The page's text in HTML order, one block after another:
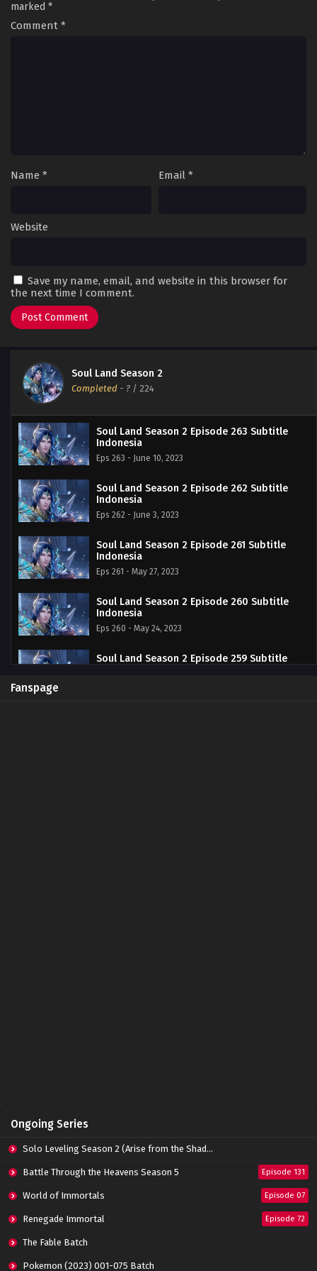
marked *
Comment *
Name * Email *
Website
Save my name, email, and website in this browser for
the next time I comment.
Soul Land Season 2
Completed - ? / 224
Soul Land Season 2 Episode 263 Subtitle
Indonesia
Eps 263 - June 10, 2023
Soul Land Season 2 Episode 262 Subtitle
Indonesia
Eps 262 - June 3, 2023
Soul Land Season 2 Episode 261 Subtitle
Indonesia
Eps 261 - May 27, 2023
Soul Land Season 2 Episode 260 Subtitle
Indonesia
Eps 260 - May 24, 2023
Soul Land Season 2 Episode 259 Subtitle
Eps 251 - March 25, 2023
Soul Land Season 2 Episode 250 Subtitle
Eps 250 - March 18, 2023
Soul Land Season 2 Episode 249 Subtitle
Fanspage
Ongoing Series
Solo Leveling Season 2 (Arise from the Shadow)
Battle Through the Heavens Season 5 Episode 131
World of Immortals Episode 07
Renegade Immortal Episode 72
The Fable Batch
Pokemon (2023) 001-075 Batch